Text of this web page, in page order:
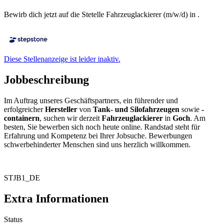
Bewirb dich jetzt auf die Stetelle Fahrzeuglackierer (m/w/d) in .
Diese Stellenanzeige ist leider inaktiv.
Jobbeschreibung
Im Auftrag unseres Geschäftspartners, ein führender und
erfolgreicherHersteller von Tank- und Silofahrzeugen sowie -
containern, suchen wir derzeit Fahrzeuglackierer in Goch. Am
besten, Sie bewerben sich noch heute online. Randstad steht für
Erfahrung und Kompetenz bei Ihrer Jobsuche. Bewerbungen
schwerbehinderter Menschen sind uns herzlich willkommen.
STJB1_DE
Extra Informationen
Status